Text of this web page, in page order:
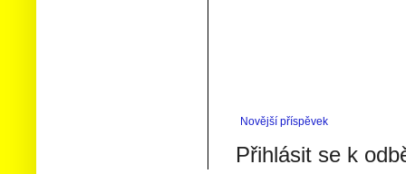
Novější příspěvek
Přihlásit se k